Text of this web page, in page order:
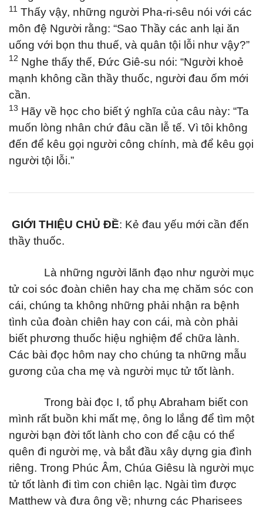
11 Thấy vậy, những người Pha-ri-sêu nói với các
môn đệ Người rằng: “Sao Thầy các anh lại ăn
uống với bọn thu thuế, và quân tội lỗi như vậy?”
12 Nghe thấy thế, Đức Giê-su nói: “Người khoẻ
mạnh không cần thầy thuốc, người đau ốm mới
cần.
13 Hãy về học cho biết ý nghĩa của câu này: “Ta
muốn lòng nhân chứ đâu cần lễ tế. Vì tôi không
đến để kêu gọi người công chính, mà để kêu gọi
người tội lỗi.”
GIỚI THIỆU CHỦ ĐỀ: Kẻ đau yếu mới cần đến
thầy thuốc.
Là những người lãnh đạo như người mục
tử coi sóc đoàn chiên hay cha mẹ chăm sóc con
cái, chúng ta không những phải nhận ra bệnh
tình của đoàn chiên hay con cái, mà còn phải
biết phương thuốc hiệu nghiệm để chữa lành.
Các bài đọc hôm nay cho chúng ta những mẫu
gương của cha mẹ và người mục tử tốt lành.
Trong bài đọc I, tổ phụ Abraham biết con
mình rất buồn khi mất mẹ, ông lo lắng để tìm một
người bạn đời tốt lành cho con để cậu có thể
quên đi người mẹ, và bắt đầu xây dựng gia đình
riêng. Trong Phúc Âm, Chúa Giêsu là người mục
tử tốt lành đi tìm con chiên lạc. Ngài tìm được
Matthew và đưa ông về; nhưng các Pharisees